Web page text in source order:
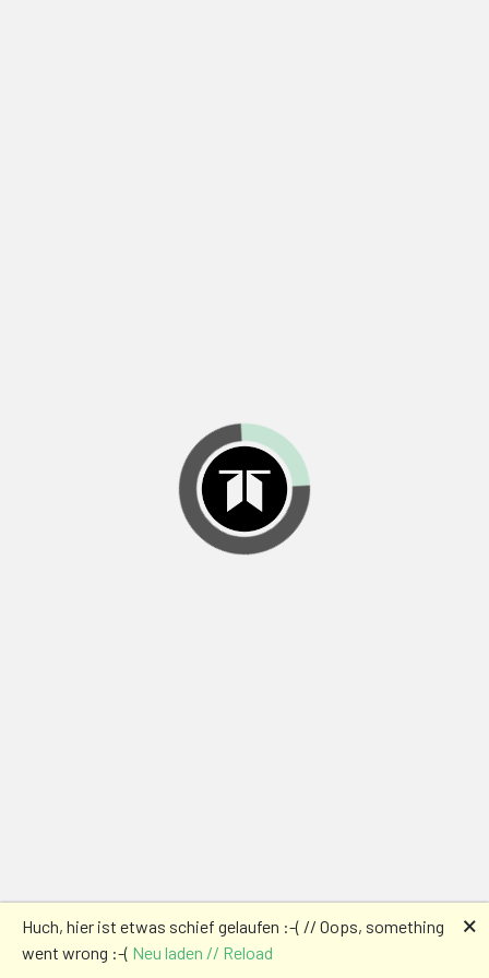
Huch, hier ist etwas schief gelaufen :-( // Oops, something
went wrong :-( Neu laden // Reload
🗙